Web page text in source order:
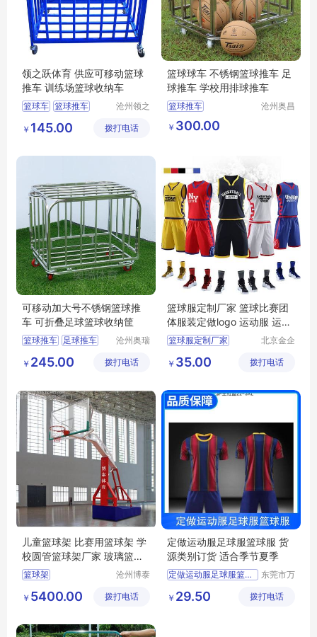
领之跃体育 供应可移动篮球
推车 训练场篮球收纳车
篮球车 篮球推车
篮球收纳车
沧州领之
材制造有
￥ 145.00 拨打电话
篮球球车 不锈钢篮球推车 足
球推车 学校用排球推车
篮球推车
篮球推车厂家
篮球推车生产厂家
沧州奥昌
￥ 300.00
可移动加大号不锈钢篮球推
车 可折叠足球篮球收纳筐
篮球推车 足球推车
加大不锈钢篮球推车
沧州奥瑞
制造有限
￥ 245.00 拨打电话
篮球服定制厂家 篮球比赛团
体服装定做logo 运动服 运动
篮球服套装定制
篮球服定制厂家
篮球服套装定制
北京金企
有限公司
￥ 35.00 拨打电话
儿童篮球架 比赛用篮球架 学
校圆管篮球架厂家 玻璃篮板
篮球架价格
篮球架
沧州博泰
有限公司
￥ 5400.00 拨打电话
定做运动服足球服篮球服 货
源类别订货 适合季节夏季
定做运动服足球服篮球服
东莞市万
衣厂
￥ 29.50 拨打电话